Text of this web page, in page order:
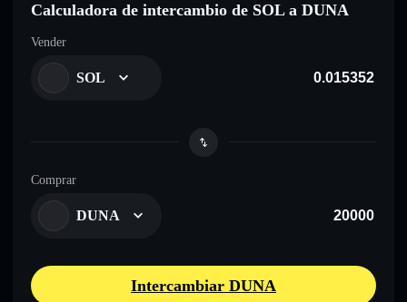
Calculadora de intercambio de SOL a DUNA
Vender
SOL
Comprar
DUNA
Intercambiar DUNA